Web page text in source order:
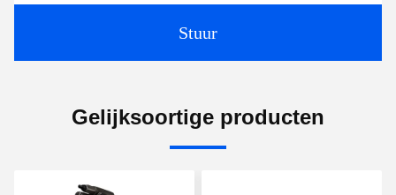
Stuur
Gelijksoortige producten